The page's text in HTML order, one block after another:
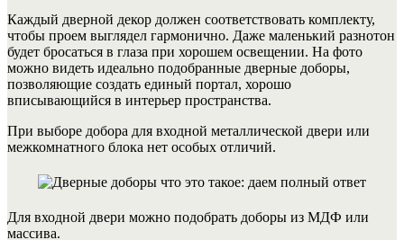
Каждый дверной декор должен соответствовать комплекту,
чтобы проем выглядел гармонично. Даже маленький разнотон
будет бросаться в глаза при хорошем освещении. На фото
можно видеть идеально подобранные дверные доборы,
позволяющие создать единый портал, хорошо
вписывающийся в интерьер пространства.
При выборе добора для входной металлической двери или
межкомнатного блока нет особых отличий.
Для входной двери можно подобрать доборы из МДФ или
массива.